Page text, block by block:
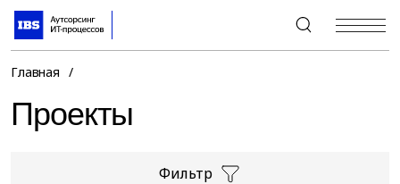
+7 (495) 967-80-80
Главная /
Проекты
Фильтр